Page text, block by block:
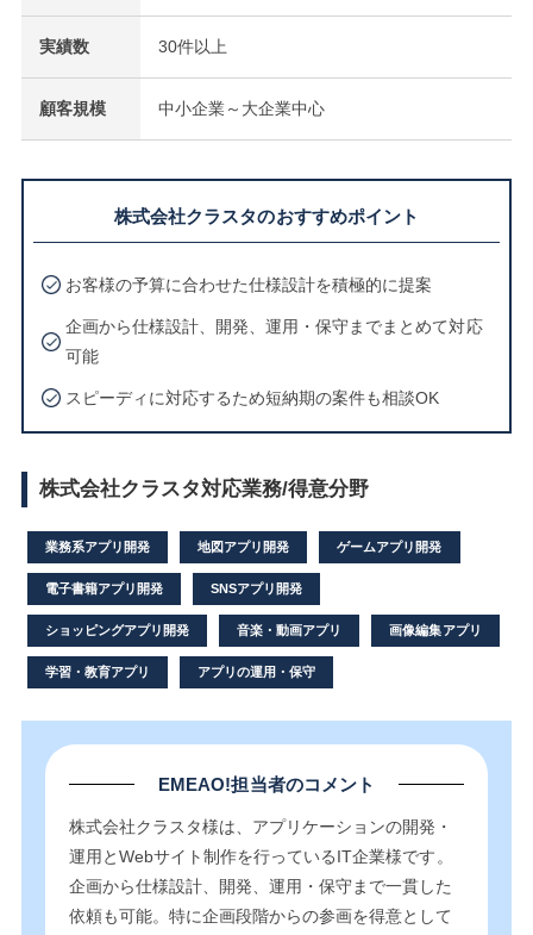
実績数 30件以上
顧客規模 中小企業～大企業中心
株式会社クラスタのおすすめポイント
お客様の予算に合わせた仕様設計を積極的に提案
企画から仕様設計、開発、運用・保守までまとめて対応
可能
スピーディに対応するため短納期の案件も相談OK
株式会社クラスタ対応業務/得意分野
業務系アプリ開発 地図アプリ開発 ゲームアプリ開発
電子書籍アプリ開発 SNSアプリ開発
ショッピングアプリ開発 音楽・動画アプリ 画像編集アプリ
学習・教育アプリ アプリの運用・保守
EMEAO!担当者のコメント
株式会社クラスタ様は、アプリケーションの開発・
運用とWebサイト制作を行っているIT企業様です。
企画から仕様設計、開発、運用・保守まで一貫した
依頼も可能。特に企画段階からの参画を得意として